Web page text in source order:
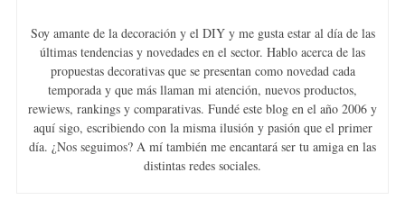
Soy amante de la decoración y el DIY y me gusta estar al día de las
últimas tendencias y novedades en el sector. Hablo acerca de las
propuestas decorativas que se presentan como novedad cada
temporada y que más llaman mi atención, nuevos productos,
rewiews, rankings y comparativas. Fundé este blog en el año 2006 y
aquí sigo, escribiendo con la misma ilusión y pasión que el primer
día. ¿Nos seguimos? A mí también me encantará ser tu amiga en las
distintas redes sociales.